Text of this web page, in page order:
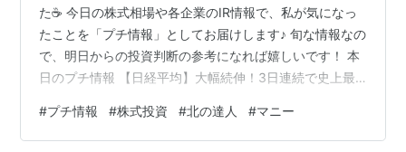
た☕ 今日の株式相場や各企業のIR情報で、私が気になっ
たことを「プチ情報」としてお届けします♪ 旬な情報なの
で、明日からの投資判断の参考になれば嬉しいです！ 本
日のプチ情報 【日経平均】大幅続伸！3日連続で史上最
の達人とマニー） 本日のプチ情報 【日経平均】大幅続
伸！3日連続で史上最高値更新🚀 今日も日経平均株価が
#プチ情報 #株式投資 #北の達人 #マニー